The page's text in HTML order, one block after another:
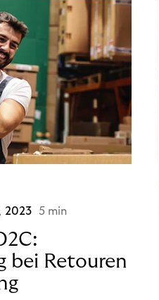
2023 5 min
bei Retouren